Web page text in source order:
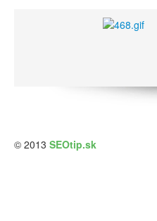
© 2013 SEOtip.sk